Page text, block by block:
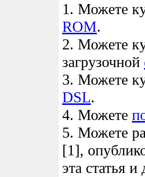
1. Можете
ROM.
2. Можете
загрузочной
3. Можете
DSL.
4. Можете
5. Можете
[1],
эта статья и